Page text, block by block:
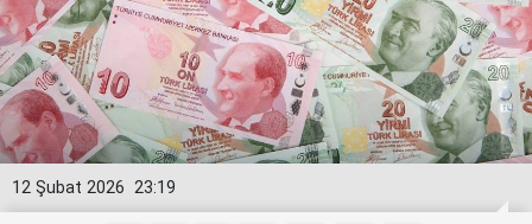
23:19
12 Şubat 2026